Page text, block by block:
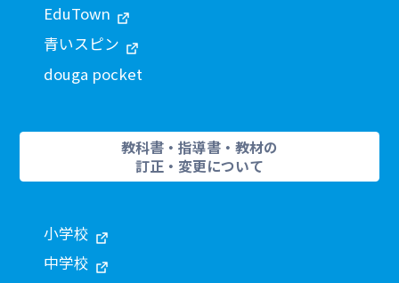
EduTown
青いスピン
douga pocket
教科書・指導書・教材の
訂正・変更について
小学校
中学校